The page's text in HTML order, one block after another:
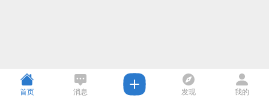
首页 消息 发现 我的